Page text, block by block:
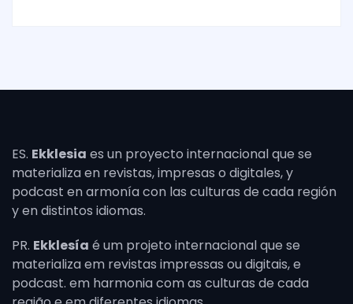
ES. Ekklesia es un proyecto internacional que se
materializa en revistas, impresas o digitales, y
podcast en armonía con las culturas de cada región
y en distintos idiomas.
PR. Ekklesía é um projeto internacional que se
materializa em revistas impressas ou digitais, e
podcast. em harmonia com as culturas de cada